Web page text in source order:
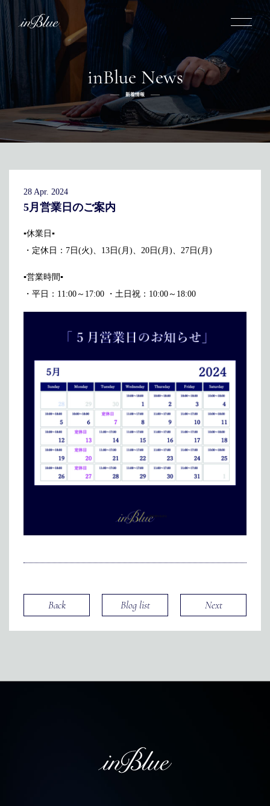
inBlueについて
inBlueの強み ヒストリー
オーダー方法
ふるさと納税取扱方法
リボーン
ニュース
社長ブログ スタッフブログ
新卒採用 店舗概要
代表メッセージ
JP EN
inBlue News
新着情報
28 Apr. 2024
5月営業日のご案内
▪休業日▪
・定休日：7日(火)、13日(月)、20日(月)、27日(月)
▪営業時間▪
・平日：11:00～17:00 ・土日祝：10:00～18:00
Back Blog list Next